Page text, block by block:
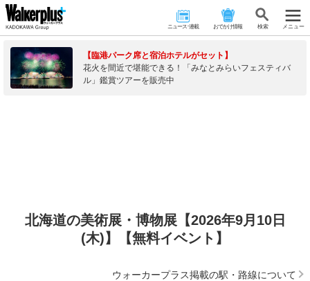
ニュース･連載 おでかけ情報 検 索 メニュー
【臨港パーク席と宿泊ホテルがセット】
花火を間近で堪能できる！「みなとみらいフェスティバ
ル」鑑賞ツアーを販売中
北海道の美術展・博物展【2026年9月10日
(木)】【無料イベント】
ウォーカープラス掲載の駅・路線について